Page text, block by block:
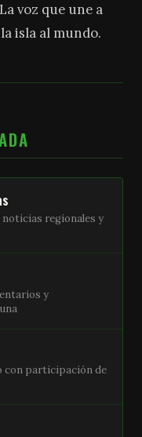
voz que une a
isla al mundo.
noticias regionales y
y
con participación de